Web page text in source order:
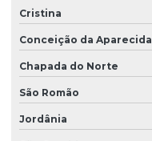
Cristina
Conceição da Aparecida
Chapada do Norte
São Romão
Jordânia